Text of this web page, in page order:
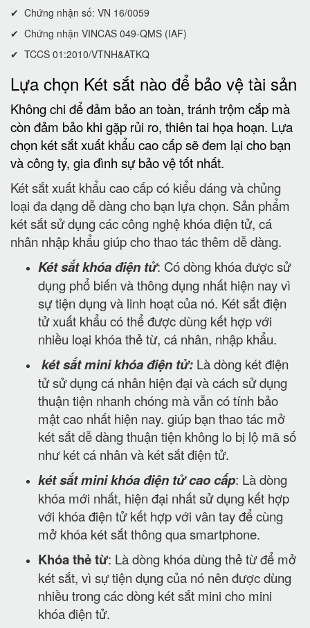
✔ Chứng nhận số: VN 16/0059
✔ Chứng nhận VINCAS 049-QMS (IAF)
✔ TCCS 01:2010/VTNH&ATKQ
Lựa chọn Két sắt nào để bảo vệ tài sản
Không chi để đảm bảo an toàn, tránh trộm cắp mà
còn đảm bảo khi gặp rủi ro, thiên tai họa hoạn. Lựa
chọn két sắt xuất khẩu cao cấp sẽ đem lại cho bạn
và công ty, gia đình sự bảo vệ tốt nhất.
Két sắt xuất khẩu cao cấp có kiểu dáng và chủng
loại đa dạng dễ dàng cho bạn lựa chọn. Sản phẩm
két sắt sử dụng các công nghệ khóa điện tử, cá
nhân nhập khẩu giúp cho thao tác thêm dễ dàng.
Két sắt khóa điện tử: Có dòng khóa được sử
dụng phổ biến và thông dụng nhất hiện nay vì
sự tiện dụng và linh hoạt của nó. Két sắt điện
tử xuất khẩu có thể được dùng kết hợp với
nhiều loại khóa thẻ từ, cá nhân, nhập khẩu.
két sắt mini khóa điện tử: Là dòng két điện
tử sử dụng cá nhân hiện đại và cách sử dụng
thuận tiện nhanh chóng mà vẫn có tính bảo
mật cao nhất hiện nay. giúp bạn thao tác mở
két sắt dễ dàng thuận tiện không lo bị lộ mã số
như két cá nhân và két sắt điện tử.
két sắt mini khóa điện tử cao cấp: Là dòng
khóa mới nhất, hiện đại nhất sử dụng kết hợp
với khóa điện tử kết hợp với vân tay để cùng
mở khóa két sắt thông qua smartphone.
Khóa thẻ từ: Là dòng khóa dùng thẻ từ để mở
két sắt, vì sự tiện dụng của nó nên được dùng
nhiều trong các dòng két sắt mini cho mini
khóa điện tử.